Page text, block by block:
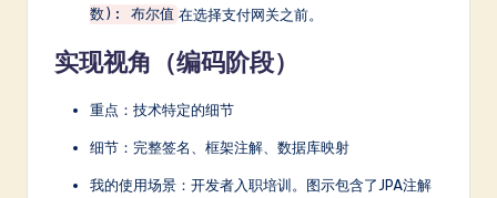
数): 布尔值 在选择支付网关之前。
实现视角（编码阶段）
重点：技术特定的细节
细节：完整签名、框架注解、数据库映射
我的使用场景：开发者入职培训。图示包含了JPA注解